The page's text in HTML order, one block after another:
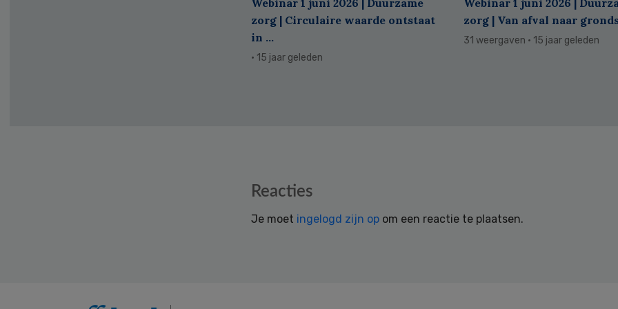
Webinar 1 juni 2026 | Duurzame
zorg | Circulaire waarde ontstaat
in ...
· 15 jaar geleden
Webinar 1 juni 2026 |
zorg | Van afval naar
31 weergaven · 15 jaar geleden
Reacties
Je moet ingelogd zijn op om een reactie te plaatsen.